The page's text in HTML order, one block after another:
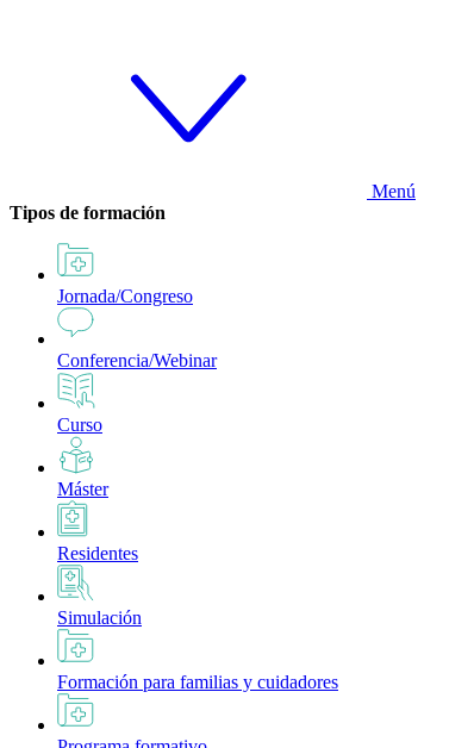
Menú
Tipos de formación
Jornada/Congreso
Conferencia/Webinar
Curso
Máster
Residentes
Simulación
Formación para familias y cuidadores